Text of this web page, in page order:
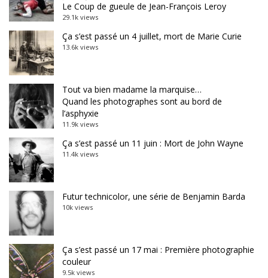
Le Coup de gueule de Jean-François Leroy
29.1k views
Ça s’est passé un 4 juillet, mort de Marie Curie
13.6k views
Tout va bien madame la marquise…
Quand les photographes sont au bord de
l’asphyxie
11.9k views
Ça s’est passé un 11 juin : Mort de John Wayne
11.4k views
Futur technicolor, une série de Benjamin Barda
10k views
Ça s’est passé un 17 mai : Première photographie
couleur
9.5k views